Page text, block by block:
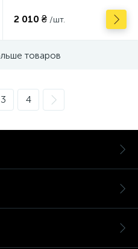
2 010 ₴ /шт.
товаров
3 4